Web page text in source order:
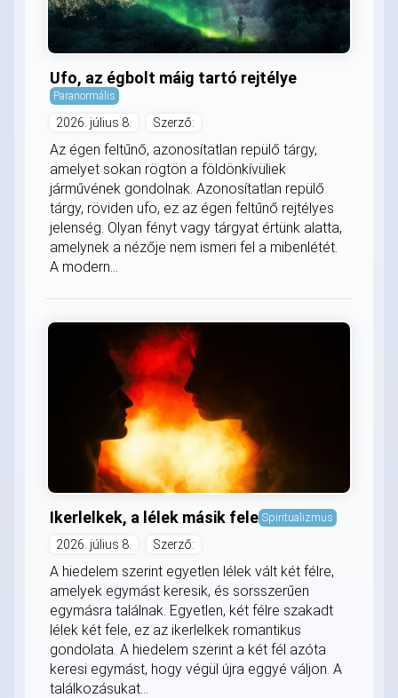
Ufo, az égbolt máig tartó rejtélye
Paranormális
2026. július 8. Szerző:
Az égen feltűnő, azonosítatlan repülő tárgy,
amelyet sokan rögtön a földönkívüliek
járművének gondolnak. Azonosítatlan repülő
tárgy, röviden ufo, ez az égen feltűnő rejtélyes
jelenség. Olyan fényt vagy tárgyat értünk alatta,
amelynek a nézője nem ismeri fel a mibenlétét.
A modern...
Ikerlelkek, a lélek másik fele Spiritualizmus
2026. július 8. Szerző:
A hiedelem szerint egyetlen lélek vált két félre,
amelyek egymást keresik, és sorsszerűen
egymásra találnak. Egyetlen, két félre szakadt
lélek két fele, ez az ikerlelkek romantikus
gondolata. A hiedelem szerint a két fél azóta
keresi egymást, hogy végül újra eggyé váljon. A
találkozásukat...